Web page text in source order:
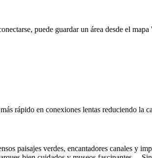
puede guardar un área desde el
rápido en conexiones lentas reduciendo la
paisajes verdes, encantadores canales y